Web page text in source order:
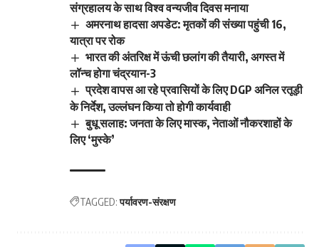
संग्रहालय के साथ विश्व वन्यजीव दिवस मनाया
अमरनाथ हादसा अपडेट: मृतकों की संख्या पहुंची 16,
यात्रा पर रोक
भारत की अंतरिक्ष में ऊंची छलांग की तैयारी, अगस्त में
लॉन्च होगा चंद्रयान-3
प्रदेश वापस आ रहे प्रवासियों के लिए DGP अनिल रतूड़ी
के निर्देश, उल्लंघन किया तो होगी कार्यवाही
बुधू सलाह: जनता के लिए मास्क, नेताओं नौकरशाहों के
लिए ‘मुस्के’
TAGGED: पर्यावरण-संरक्षण